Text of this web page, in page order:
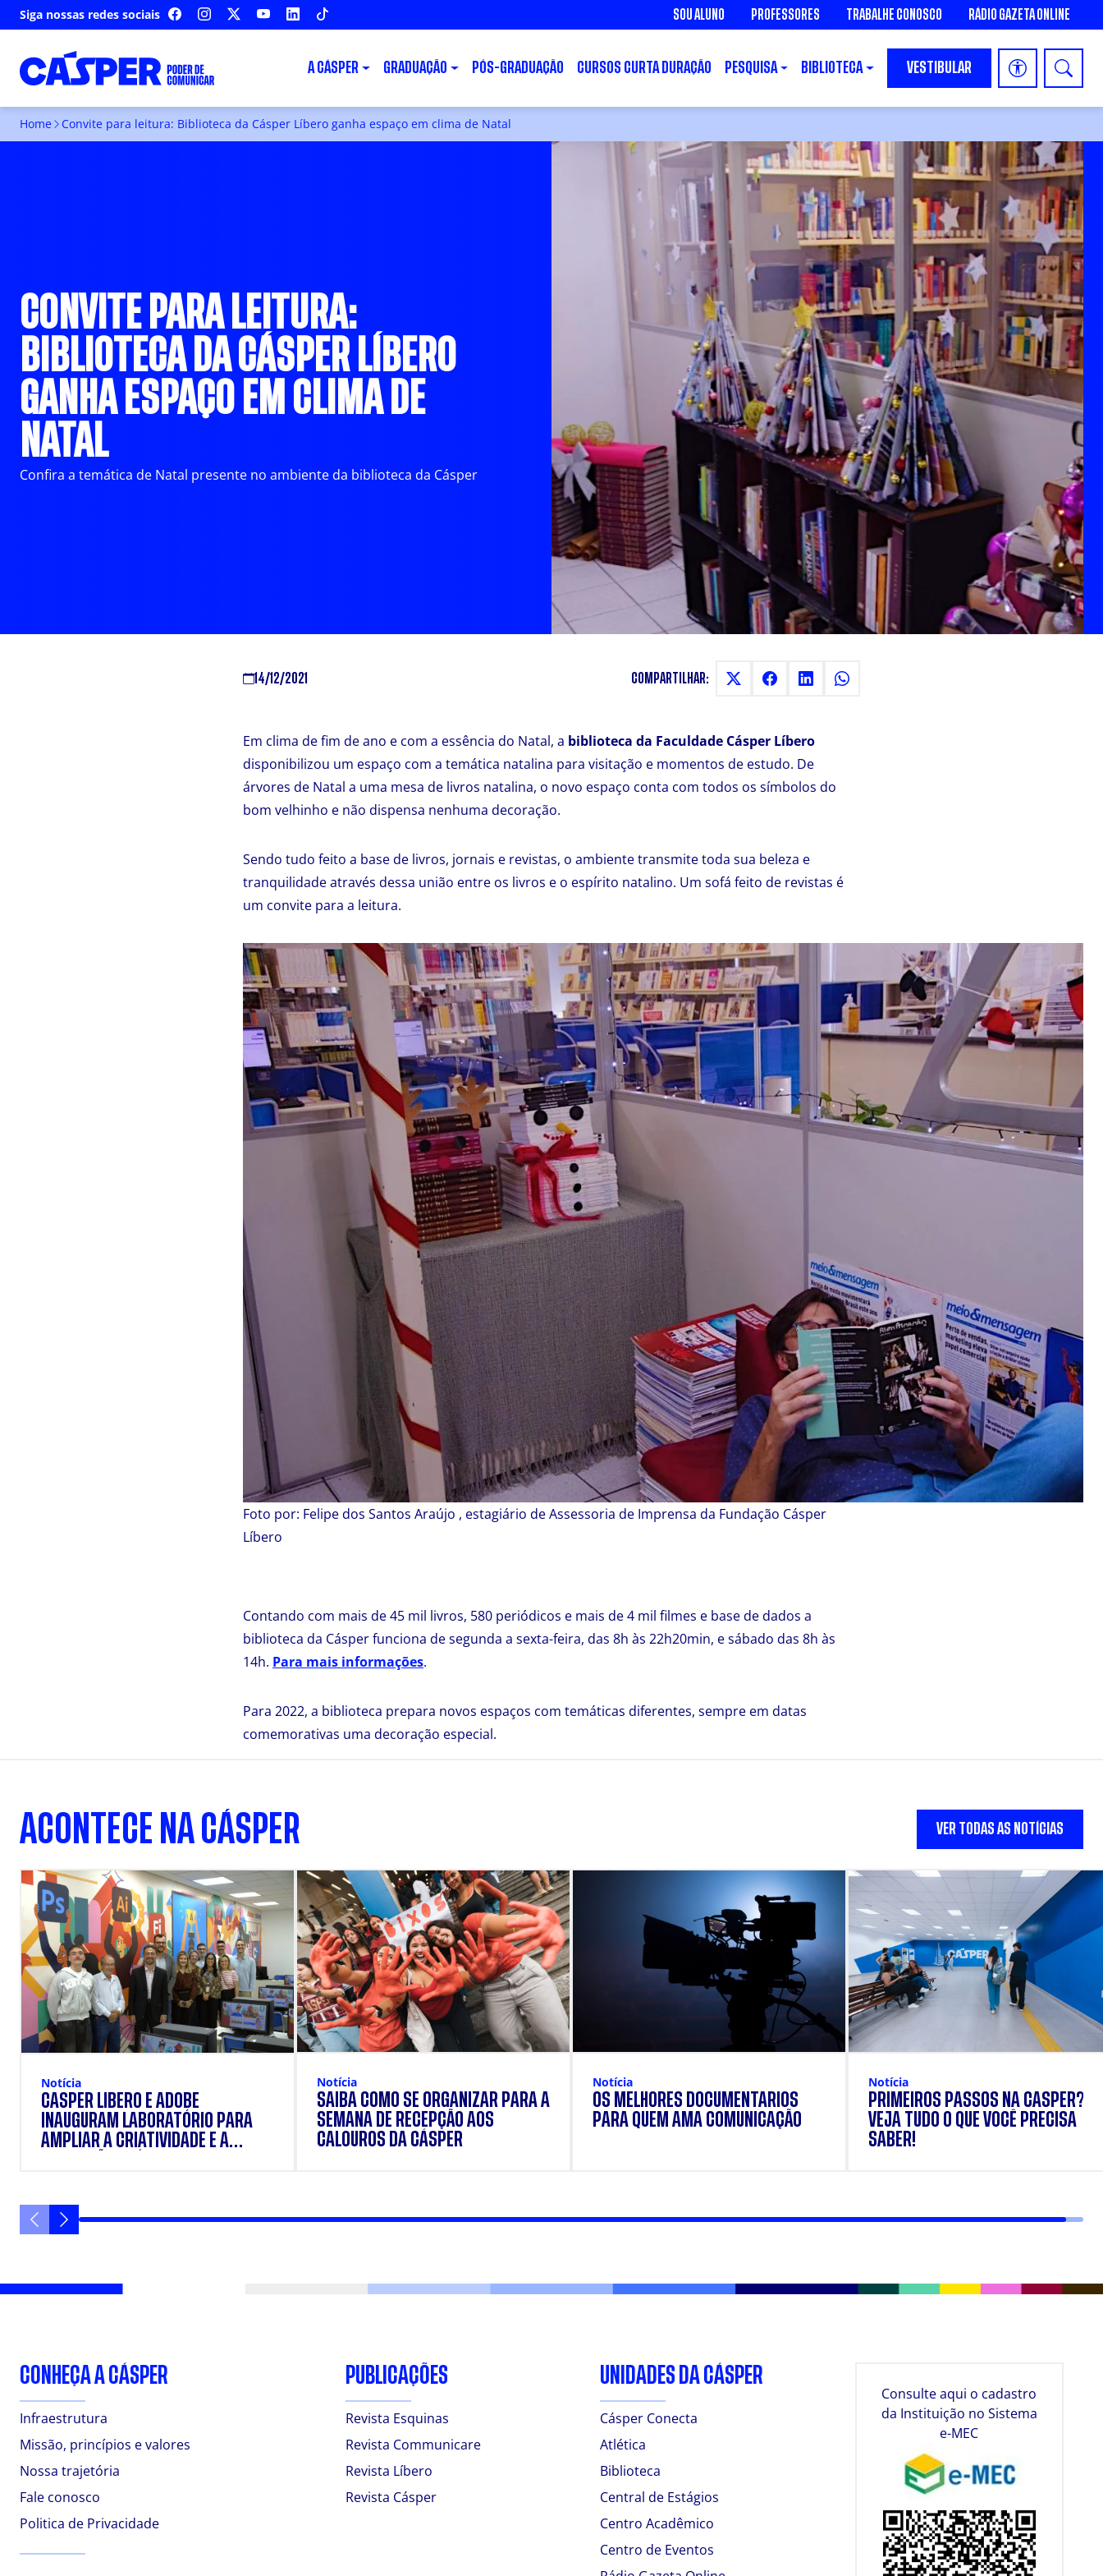
Siga nossas redes sociais FACEBOOKINSTAGRAM YOUTUBELINKEDIN SOU ALUNO PROFESSORES TRABALHE CONOSCO RÁDIO GAZETA ONLINE
A CÁSPER GRADUAÇÃO PÓS-GRADUAÇÃO CURSOS CURTA DURAÇÃO PESQUISA BIBLIOTECA VESTIBULAR
Home Convite para leitura: Biblioteca da Cásper Líbero ganha espaço em clima de Natal
CONVITE PARA LEITURA:
BIBLIOTECA DA CÁSPER LÍBERO
GANHA ESPAÇO EM CLIMA DE
NATAL
Confira a temática de Natal presente no ambiente da biblioteca da Cásper
14/12/2021 COMPARTILHAR:
Em clima de fim de ano e com a essência do Natal, a biblioteca da Faculdade Cásper Líbero
disponibilizou um espaço com a temática natalina para visitação e momentos de estudo. De
árvores de Natal a uma mesa de livros natalina, o novo espaço conta com todos os símbolos do
bom velhinho e não dispensa nenhuma decoração.
Sendo tudo feito a base de livros, jornais e revistas, o ambiente transmite toda sua beleza e
tranquilidade através dessa união entre os livros e o espírito natalino. Um sofá feito de revistas é
um convite para a leitura.
Foto por: Felipe dos Santos Araújo , estagiário de Assessoria de Imprensa da Fundação Cásper
Líbero
Contando com mais de 45 mil livros, 580 periódicos e mais de 4 mil filmes e base de dados a
biblioteca da Cásper funciona de segunda a sexta-feira, das 8h às 22h20min, e sábado das 8h às
14h. Para mais informações.
Para 2022, a biblioteca prepara novos espaços com temáticas diferentes, sempre em datas
comemorativas uma decoração especial.
ACONTECE NA CÁSPER VER TODAS AS NOTÍCIAS
Notícia
CÁSPER LÍBERO E ADOBE
INAUGURAM LABORATÓRIO PARA
AMPLIAR A CRIATIVIDADE E A
Notícia
SAIBA COMO SE ORGANIZAR PARA A
SEMANA DE RECEPÇÃO AOS
CALOUROS DA CÁSPER
Notícia
OS MELHORES DOCUMENTÁRIOS
PARA QUEM AMA COMUNICAÇÃO
Notícia
PRIMEIROS PASSOS NA CÁSPER?
VEJA TUDO O QUE VOCÊ PRECISA
SABER!
CONHEÇA A CÁSPER
Infraestrutura
Missão, princípios e valores
Nossa trajetória
Fale conosco
Politica de Privacidade
PUBLICAÇÕES
Revista Esquinas
Revista Communicare
Revista Líbero
Revista Cásper
UNIDADES DA CÁSPER
Cásper Conecta
Atlética
Biblioteca
Central de Estágios
Centro Acadêmico
Centro de Eventos
Consulte aqui o cadastro
da Instituição no Sistema
e-MEC